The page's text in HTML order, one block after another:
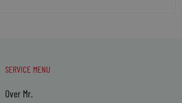
SERVICE MENU
Over Mr.